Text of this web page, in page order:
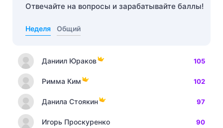
Отвечайте на вопросы и зарабатывайте баллы!
Неделя Общий
Даниил Юраков 105
Римма Ким 102
Данила Стоякин 97
Игорь Проскуренко 90